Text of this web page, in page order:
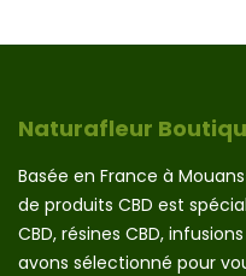
Naturafleur
Basée en France à
de produits CBD est
CBD, résines CBD,
avons sélectionné pour